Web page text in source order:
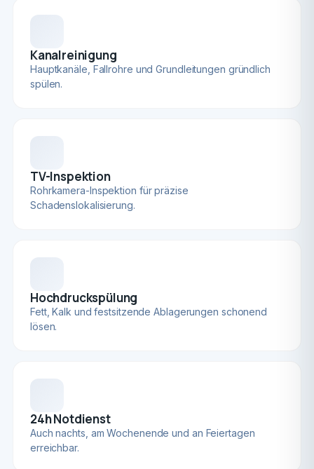
Kanalreinigung
Hauptkanäle, Fallrohre und Grundleitungen gründlich
spülen.
TV-Inspektion
Rohrkamera-Inspektion für präzise
Schadenslokalisierung.
Hochdruckspülung
Fett, Kalk und festsitzende Ablagerungen schonend
lösen.
24h Notdienst
Auch nachts, am Wochenende und an Feiertagen
erreichbar.